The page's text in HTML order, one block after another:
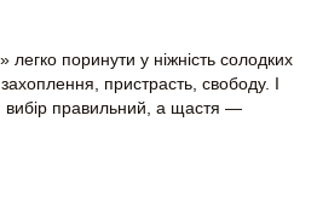
легко поринути у ніжність солодких
пристрасть, свободу. І
правильний, а щастя —